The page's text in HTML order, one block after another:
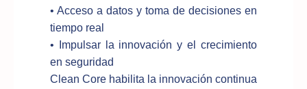
• Acceso a datos y toma de decisiones en
tiempo real
• Impulsar la innovación y el crecimiento
en seguridad
Clean Core habilita la innovación continua